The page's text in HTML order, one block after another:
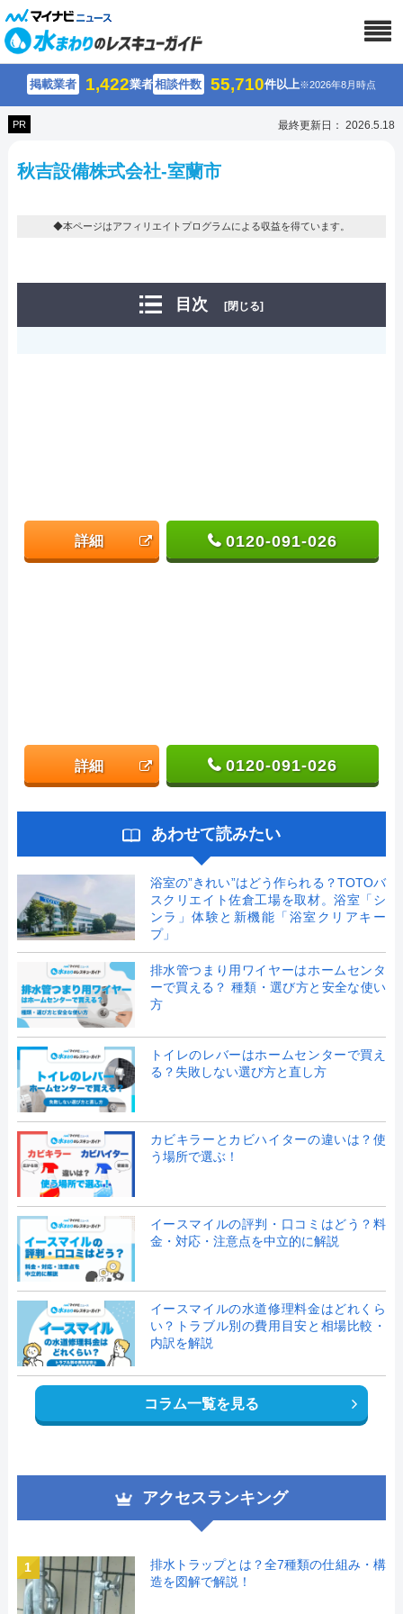
掲載業者 1,422業者相談件数 55,710件以上※2026年8月時点
PR 最終更新日： 2026.5.18
秋吉設備株式会社-室蘭市
◆本ページはアフィリエイトプログラムによる収益を得ています。
目次 [閉じる]
詳細 0120-091-026
詳細 0120-091-026
あわせて読みたい
浴室の”きれい”はどう作られる？TOTOバ
スクリエイト佐倉工場を取材。浴室「シ
ンラ」体験と新機能「浴室クリアキー
プ」
排水管つまり用ワイヤーはホームセンタ
ーで買える？ 種類・選び方と安全な使い
方
トイレのレバーはホームセンターで買え
る？失敗しない選び方と直し方
カビキラーとカビハイターの違いは？使
う場所で選ぶ！
イースマイルの評判・口コミはどう？料
金・対応・注意点を中立的に解説
イースマイルの水道修理料金はどれくら
い？トラブル別の費用目安と相場比較・
内訳を解説
コラム一覧を見る
アクセスランキング
1
排水トラップとは？全7種類の仕組み・構
造を図解で解説！